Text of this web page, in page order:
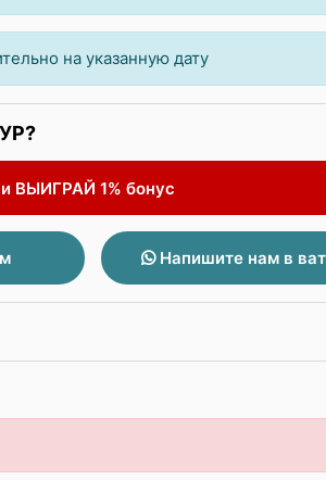
на указанную дату
ВЫИГРАЙ 1% бонус
Напишите нам в